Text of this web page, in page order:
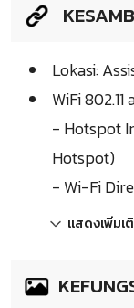
Lokasi:
WiFi
- Hotspot
Hotspot)
- Wi-Fi
แสดงเพิ่มเ